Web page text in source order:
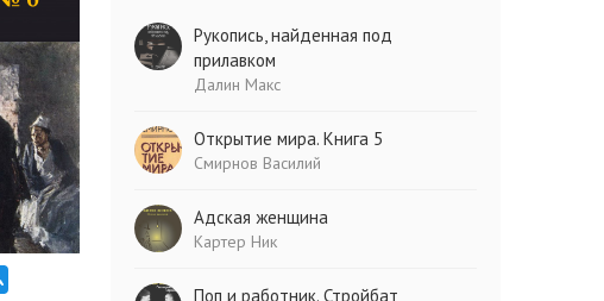
12:14
13:41
04:14
08:44
04:18
Рукопись, найденная под
прилавком
Далин Макс
Открытие мира. Книга 5
Смирнов Василий
Адская женщина
Картер Ник
Поп и работник. Стройбат